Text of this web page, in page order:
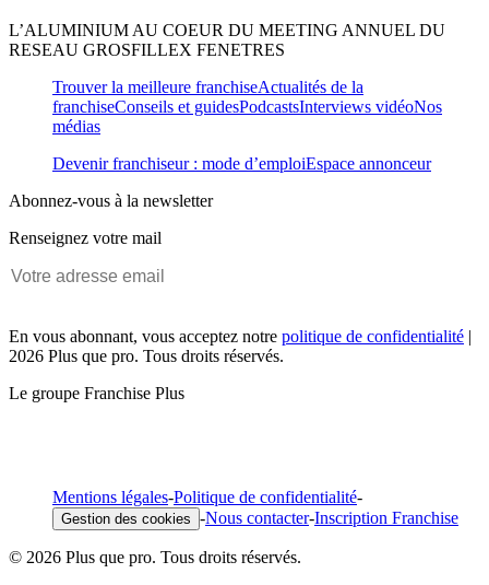
L’ALUMINIUM AU COEUR DU MEETING ANNUEL DU
RESEAU GROSFILLEX FENETRES
Trouver la meilleure franchiseActualités de la
franchiseConseils et guidesPodcastsInterviews vidéoNos
médias
Devenir franchiseur : mode d’emploiEspace annonceur
Abonnez-vous à la newsletter
Renseignez votre mail
En vous abonnant, vous acceptez notre politique de confidentialité |
2026 Plus que pro. Tous droits réservés.
Le groupe Franchise Plus
Mentions légales-Politique de confidentialité-
Gestion des cookies -Nous contacter-Inscription Franchise
© 2026 Plus que pro. Tous droits réservés.